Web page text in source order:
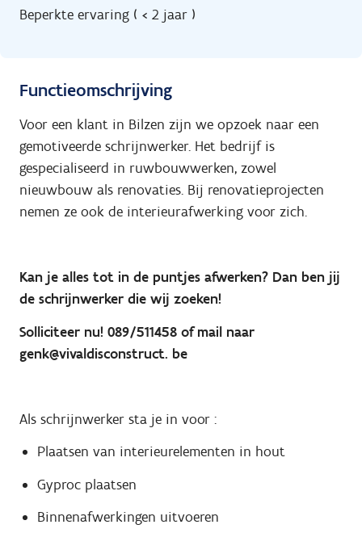
Beperkte ervaring ( < 2 jaar )
Functieomschrijving
Voor een klant in Bilzen zijn we opzoek naar een
gemotiveerde schrijnwerker. Het bedrijf is
gespecialiseerd in ruwbouwwerken, zowel
nieuwbouw als renovaties. Bij renovatieprojecten
nemen ze ook de interieurafwerking voor zich.
Kan je alles tot in de puntjes afwerken? Dan ben jij
de schrijnwerker die wij zoeken!
Solliciteer nu! 089/511458 of mail naar
genk@vivaldisconstruct. be
Als schrijnwerker sta je in voor :
Plaatsen van interieurelementen in hout
Gyproc plaatsen
Binnenafwerkingen uitvoeren